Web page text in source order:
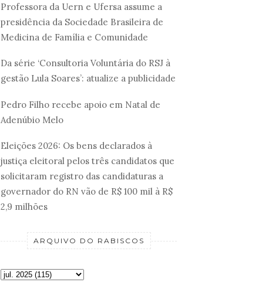
Professora da Uern e Ufersa assume a
presidência da Sociedade Brasileira de
Medicina de Família e Comunidade
Da série ‘Consultoria Voluntária do RSJ à
gestão Lula Soares’: atualize a publicidade
Pedro Filho recebe apoio em Natal de
Adenúbio Melo
Eleições 2026: Os bens declarados à
justiça eleitoral pelos três candidatos que
solicitaram registro das candidaturas a
governador do RN vão de R$ 100 mil à R$
2,9 milhões
ARQUIVO DO RABISCOS